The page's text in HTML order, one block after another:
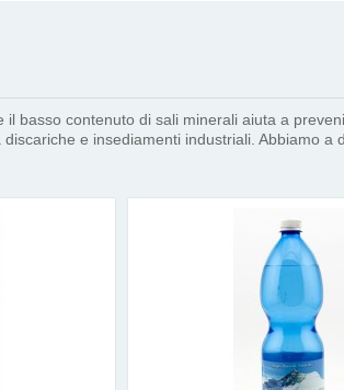
basso contenuto di sali minerali aiuta a
e insediamenti industriali. Abbiamo a